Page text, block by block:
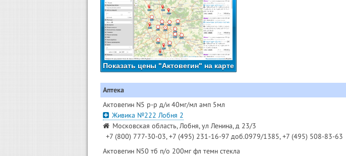
Показать цены "Актовегин" на карте
Аптека
Актовегин N5 р-р д/и 40мг/мл амп 5мл
Живика №222 Лобня 2
Московская область, Лобня, ул Ленина, д 23/3
+7 (800) 777-30-03, +7 (495) 231-16-97 доб.0979/1385, +7 (495) 508-83-63
Актовегин N50 тб п/о 200мг фл темн стекла